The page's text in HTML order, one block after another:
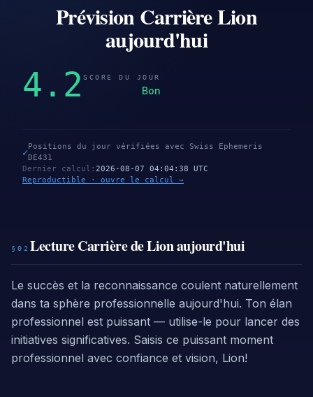
Prévision Carrière Lion
aujourd'hui
4.2 SCORE DU JOUR
Bon
✓
Positions du jour vérifiées avec Swiss Ephemeris
DE431
Dernier calcul : 2026-08-07 04:04:38 UTC
Reproductible · ouvre le calcul →
§02 Lecture Carrière de Lion aujourd'hui
Le succès et la reconnaissance coulent naturellement
dans ta sphère professionnelle aujourd'hui. Ton élan
professionnel est puissant — utilise-le pour lancer des
initiatives significatives. Saisis ce puissant moment
professionnel avec confiance et vision, Lion!